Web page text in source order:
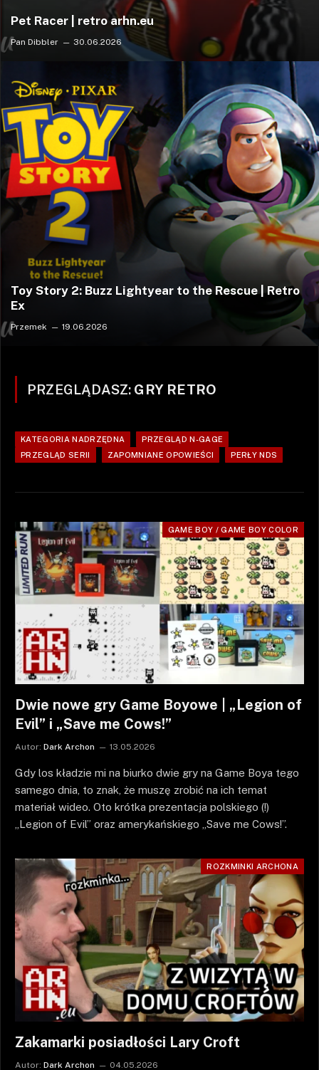
Pet Racer | retro arhn.eu
Pan Dibbler 30.06.2026
Toy Story 2: Buzz Lightyear to the Rescue | Retro
Ex
Przemek 19.06.2026
PRZEGLĄDASZ: GRY RETRO
KATEGORIA NADRZĘDNA
PRZEGLĄD N-GAGE
PRZEGLĄD SERII
ZAPOMNIANE OPOWIEŚCI PERŁY NDS
GAME BOY / GAME BOY COLOR
Dwie nowe gry Game Boyowe | „Legion of
Evil” i „Save me Cows!”
Autor: Dark Archon 13.05.2026
Gdy los kładzie mi na biurko dwie gry na Game Boya tego
samego dnia, to znak, że muszę zrobić na ich temat
materiał wideo. Oto krótka prezentacja polskiego (!)
„Legion of Evil” oraz amerykańskiego „Save me Cows!”.
ROZKMINKI ARCHONA
Zakamarki posiadłości Lary Croft
Autor: Dark Archon 04.05.2026